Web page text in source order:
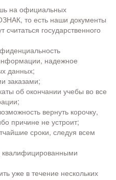
на официальных
то есть наши документы
государственного
надежное
данных;
заказами;
об окончании учебы во все
вернуть корочку,
причине не устроит;
сроки, следуя всем
уже в течение нескольких